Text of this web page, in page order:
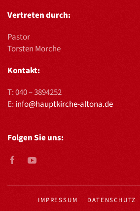
Vertreten durch:
Pastor
Torsten Morche
Kontakt:
T:040 – 3894252
E: info@hauptkirche-altona.de
Folgen Sie uns:
IMPRESSUM DATENSCHUTZ